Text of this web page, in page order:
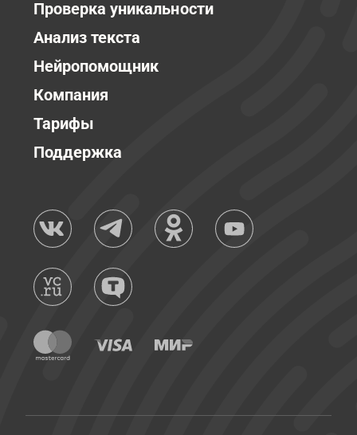
Проверка уникальности
Анализ текста
Нейропомощник
Компания
Тарифы
Поддержка